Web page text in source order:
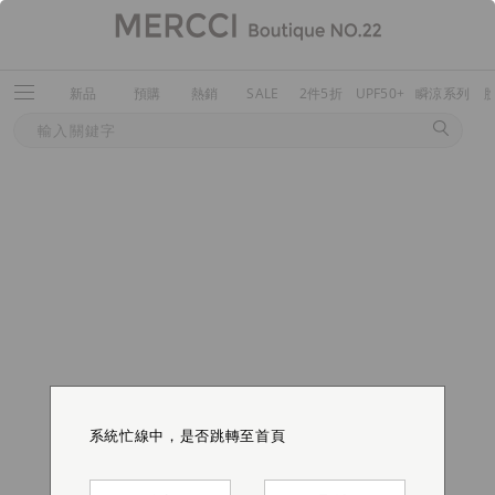
新品 預購 熱銷 SALE 2件5折 UPF50+ 瞬涼系列
系統忙線中，是否跳轉至首頁
系統忙線中，是否跳轉至首頁
系統忙線中，是否跳轉至首頁
系統忙線中，是否跳轉至首頁
系統忙線中，是否跳轉至首頁